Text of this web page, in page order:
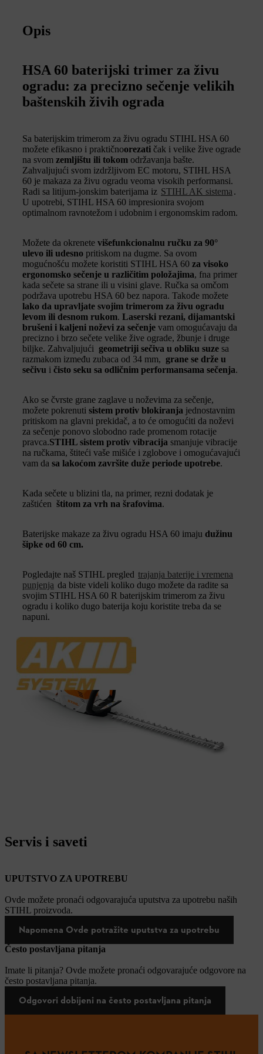
Opis
HSA 60 baterijski trimer za živu
ogradu: za precizno sečenje velikih
baštenskih živih ograda
Sa baterijskim trimerom za živu ogradu STIHL HSA 60
možete efikasno i praktičnoorezati čak i velike žive ograde
na svom zemljištu ili tokom održavanja bašte.
Zahvaljujući svom izdržljivom EC motoru, STIHL HSA
60 je makaza za živu ogradu veoma visokih performansi.
Radi sa litijum-jonskim baterijama iz STIHL AK sistema .
U upotrebi, STIHL HSA 60 impresionira svojom
optimalnom ravnotežom i udobnim i ergonomskim radom.
Možete da okrenete višefunkcionalnu ručku za 90°
ulevo ili udesno pritiskom na dugme. Sa ovom
mogućnošću možete koristiti STIHL HSA 60 za visoko
ergonomsko sečenje u različitim položajima, fna primer
kada sečete sa strane ili u visini glave. Ručka sa omčom
podržava upotrebu HSA 60 bez napora. Takođe možete
lako da upravljate svojim trimerom za živu ogradu
levom ili desnom rukom. Laserski rezani, dijamantski
brušeni i kaljeni noževi za sečenje vam omogućavaju da
precizno i brzo sečete velike žive ograde, žbunje i druge
biljke. Zahvaljujući geometriji sečiva u obliku suze sa
razmakom između zubaca od 34 mm, grane se drže u
sečivu i čisto seku sa odličnim performansama sečenja.
Ako se čvrste grane zaglave u noževima za sečenje,
možete pokrenuti sistem protiv blokiranja jednostavnim
pritiskom na glavni prekidač, a to će omogućiti da noževi
za sečenje ponovo slobodno rade promenom rotacije
pravca.STIHL sistem protiv vibracija smanjuje vibracije
na ručkama, štiteći vaše mišiće i zglobove i omogućavajući
vam da sa lakoćom završite duže periode upotrebe.
Kada sečete u blizini tla, na primer, rezni dodatak je
zaštićen štitom za vrh na šrafovima.
Baterijske makaze za živu ogradu HSA 60 imaju dužinu
šipke od 60 cm.
Pogledajte naš STIHL pregled trajanja baterije i vremena
punjenja da biste videli koliko dugo možete da radite sa
svojim STIHL HSA 60 R baterijskim trimerom za živu
ogradu i koliko dugo baterija koju koristite treba da se
napuni.
Servis i saveti
UPUTSTVO ZA UPOTREBU
Ovde možete pronaći odgovarajuća uputstva za upotrebu naših
STIHL proizvoda.
Napomena Ovde potražite uputstva za upotrebu
Često postavljana pitanja
Imate li pitanja? Ovde možete pronaći odgovarajuće odgovore na
često postavljana pitanja.
Odgovori dobijeni na često postavljana pitanja